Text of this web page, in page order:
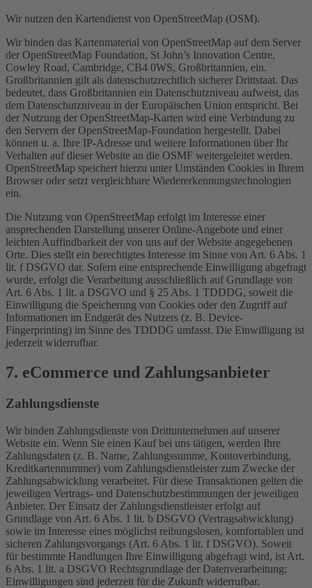
Wir nutzen den Kartendienst von OpenStreetMap (OSM).
Wir binden das Kartenmaterial von OpenStreetMap auf dem Server
der OpenStreetMap Foundation, St John’s Innovation Centre,
Cowley Road, Cambridge, CB4 0WS, Großbritannien, ein.
Großbritannien gilt als datenschutzrechtlich sicherer Drittstaat. Das
bedeutet, dass Großbritannien ein Datenschutzniveau aufweist, das
dem Datenschutzniveau in der Europäischen Union entspricht. Bei
der Nutzung der OpenStreetMap-Karten wird eine Verbindung zu
den Servern der OpenStreetMap-Foundation hergestellt. Dabei
können u. a. Ihre IP-Adresse und weitere Informationen über Ihr
Verhalten auf dieser Website an die OSMF weitergeleitet werden.
OpenStreetMap speichert hierzu unter Umständen Cookies in Ihrem
Browser oder setzt vergleichbare Wiedererkennungstechnologien
ein.
Die Nutzung von OpenStreetMap erfolgt im Interesse einer
ansprechenden Darstellung unserer Online-Angebote und einer
leichten Auffindbarkeit der von uns auf der Website angegebenen
Orte. Dies stellt ein berechtigtes Interesse im Sinne von Art. 6 Abs. 1
lit. f DSGVO dar. Sofern eine entsprechende Einwilligung abgefragt
wurde, erfolgt die Verarbeitung ausschließlich auf Grundlage von
Art. 6 Abs. 1 lit. a DSGVO und § 25 Abs. 1 TDDDG, soweit die
Einwilligung die Speicherung von Cookies oder den Zugriff auf
Informationen im Endgerät des Nutzers (z. B. Device-
Fingerprinting) im Sinne des TDDDG umfasst. Die Einwilligung ist
jederzeit widerrufbar.
7. eCommerce und Zahlungs­anbieter
Zahlungsdienste
Wir binden Zahlungsdienste von Drittunternehmen auf unserer
Website ein. Wenn Sie einen Kauf bei uns tätigen, werden Ihre
Zahlungsdaten (z. B. Name, Zahlungssumme, Kontoverbindung,
Kreditkartennummer) vom Zahlungsdienstleister zum Zwecke der
Zahlungsabwicklung verarbeitet. Für diese Transaktionen gelten die
jeweiligen Vertrags- und Datenschutzbestimmungen der jeweiligen
Anbieter. Der Einsatz der Zahlungsdienstleister erfolgt auf
Grundlage von Art. 6 Abs. 1 lit. b DSGVO (Vertragsabwicklung)
sowie im Interesse eines möglichst reibungslosen, komfortablen und
sicheren Zahlungsvorgangs (Art. 6 Abs. 1 lit. f DSGVO). Soweit
für bestimmte Handlungen Ihre Einwilligung abgefragt wird, ist Art.
6 Abs. 1 lit. a DSGVO Rechtsgrundlage der Datenverarbeitung;
Einwilligungen sind jederzeit für die Zukunft widerrufbar.